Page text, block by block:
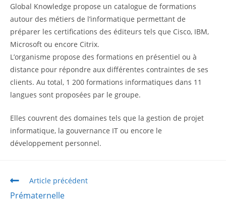
Global Knowledge propose un catalogue de formations
autour des métiers de l’informatique permettant de
préparer les certifications des éditeurs tels que Cisco, IBM,
Microsoft ou encore Citrix.
L’organisme propose des formations en présentiel ou à
distance pour répondre aux différentes contraintes de ses
clients. Au total, 1 200 formations informatiques dans 11
langues sont proposées par le groupe.
Elles couvrent des domaines tels que la gestion de projet
informatique, la gouvernance IT ou encore le
développement personnel.
Article précédent
Prématernelle